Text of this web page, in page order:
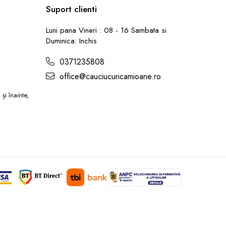
înainte,
Suport clienti
Luni pana Vineri : 08 - 16 Sambata si
Duminica: Inchis
0371235808
office@cauciucuricamioane.ro